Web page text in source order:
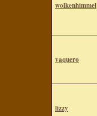
wolkenhimmel
vaquero
lizzy